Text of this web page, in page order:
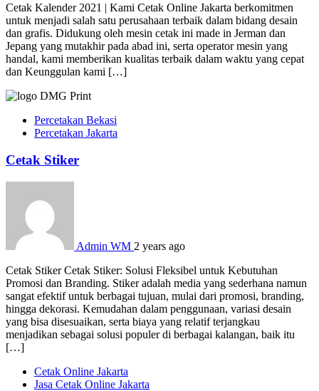
Cetak Kalender 2021 | Kami Cetak Online Jakarta berkomitmen
untuk menjadi salah satu perusahaan terbaik dalam bidang desain
dan grafis. Didukung oleh mesin cetak ini made in Jerman dan
Jepang yang mutakhir pada abad ini, serta operator mesin yang
handal, kami memberikan kualitas terbaik dalam waktu yang cepat
dan Keunggulan kami […]
Percetakan Bekasi
Percetakan Jakarta
Cetak Stiker
Admin WM 2 years ago
Cetak Stiker Cetak Stiker: Solusi Fleksibel untuk Kebutuhan
Promosi dan Branding. Stiker adalah media yang sederhana namun
sangat efektif untuk berbagai tujuan, mulai dari promosi, branding,
hingga dekorasi. Kemudahan dalam penggunaan, variasi desain
yang bisa disesuaikan, serta biaya yang relatif terjangkau
menjadikan sebagai solusi populer di berbagai kalangan, baik itu
[…]
Cetak Online Jakarta
Jasa Cetak Online Jakarta